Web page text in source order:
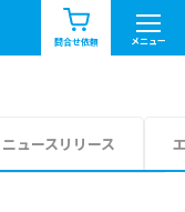
問合せ依頼 メニュー
お知らせ一覧
ニュースリリース